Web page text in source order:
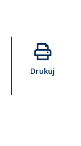
Drukuj